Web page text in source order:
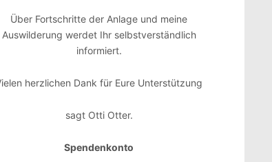
Über Fortschritte der Anlage und meine
Auswilderung werdet Ihr selbstverständlich
informiert.
herzlichen Dank für Eure Unterstützung
sagt Otti Otter.
Spendenkonto